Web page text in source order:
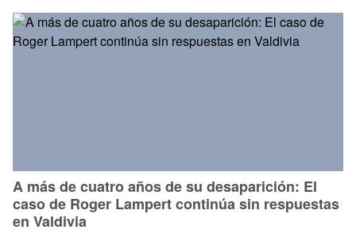
A más de cuatro años de su desaparición: El
caso de Roger Lampert continúa sin respuestas
en Valdivia